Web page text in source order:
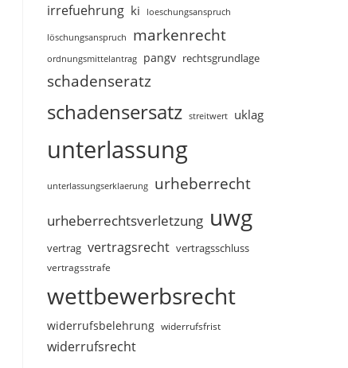
irrefuehrung ki loeschungsanspruch
löschungsanspruch markenrecht
ordnungsmittelantrag pangv rechtsgrundlage
schadenseratz
schadensersatz streitwert uklag
unterlassung
unterlassungserklaerung urheberrecht
urheberrechtsverletzung uwg
vertrag vertragsrecht vertragsschluss
vertragsstrafe
wettbewerbsrecht
widerrufsbelehrung widerrufsfrist
widerrufsrecht